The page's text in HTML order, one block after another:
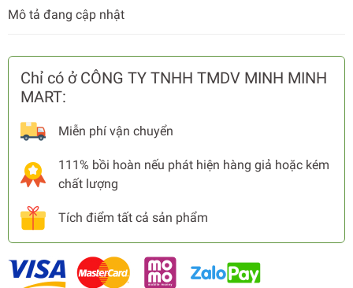
Mô tả đang cập nhật
Chỉ có ở CÔNG TY TNHH TMDV MINH MINH
MART:
Miễn phí vận chuyển
111% bồi hoàn nếu phát hiện hàng giả hoặc kém
chất lượng
Tích điểm tất cả sản phẩm